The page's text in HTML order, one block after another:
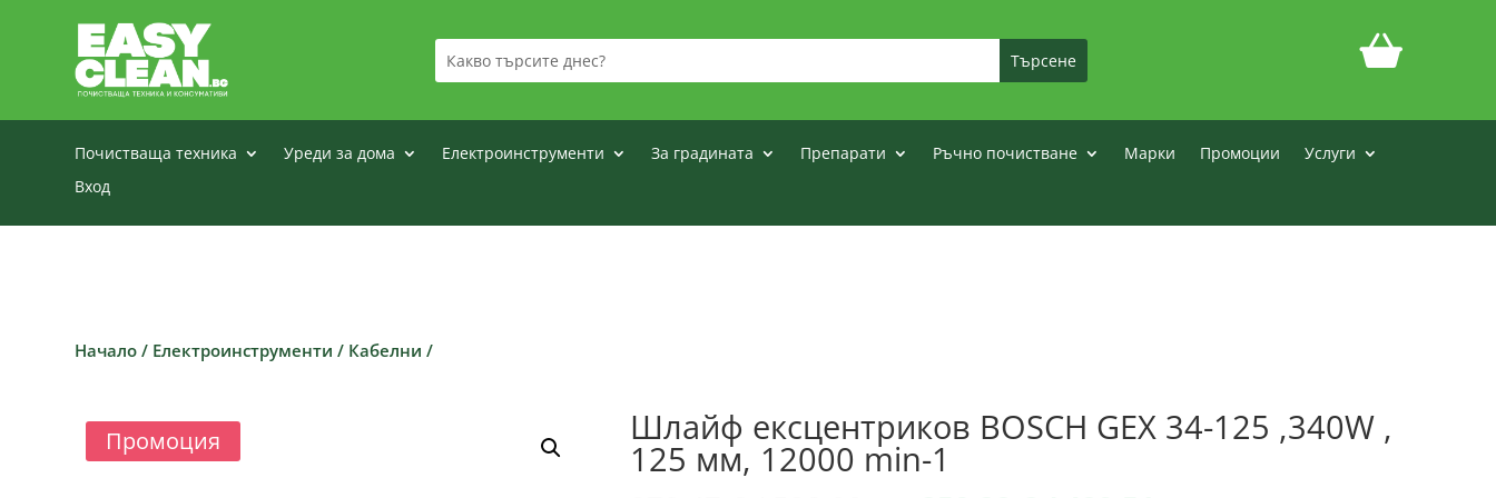
Почистваща техника Уреди за дома Електроинструменти За градината Препарати Ръчно почистване Марки Промоции
Услуги
Вход
Начало / Електроинструменти / Кабелни /
Промоция Шлайф ексцентриков BOSCH GEX 34-125 ,340W ,
125 мм, 12000 min-1